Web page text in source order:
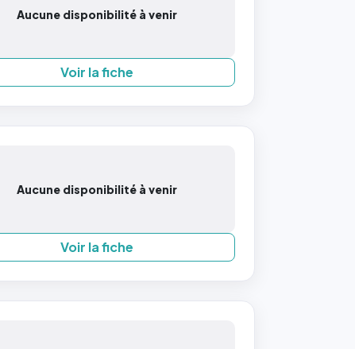
Aucune disponibilité à venir
Voir la fiche
Aucune disponibilité à venir
Voir la fiche